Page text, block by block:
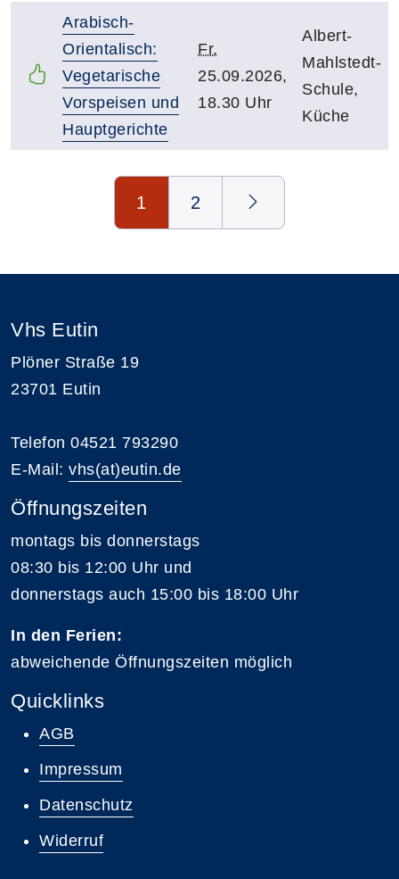
Arabisch-
Orientalisch:
Vegetarische
Vorspeisen und
Hauptgerichte
Fr.
25.09.2026,
18.30 Uhr
Albert-
Mahlstedt-
Schule,
Küche
1 2
Vhs Eutin
Plöner Straße 19
23701 Eutin
Telefon 04521 793290
E-Mail: vhs(at)eutin.de
Öffnungszeiten
montags bis donnerstags
08:30 bis 12:00 Uhr und
donnerstags auch 15:00 bis 18:00 Uhr
In den Ferien:
abweichende Öffnungszeiten möglich
Quicklinks
AGB
Impressum
Datenschutz
Widerruf